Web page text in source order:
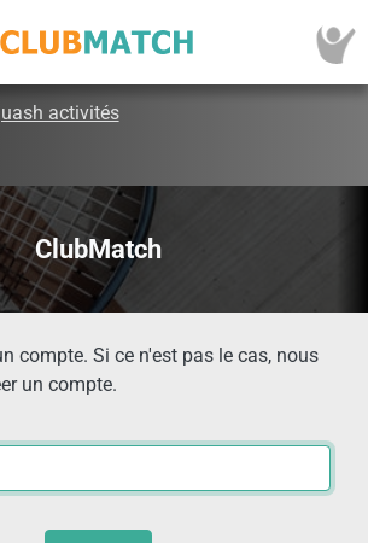
activités
ClubMatch
compte. Si ce n'est pas le cas, nous
un compte.